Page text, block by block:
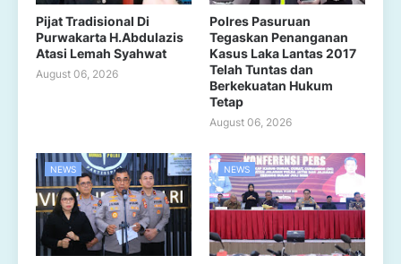
Pijat Tradisional Di
Purwakarta H.Abdulazis
Atasi Lemah Syahwat
August 06, 2026
Polres Pasuruan
Tegaskan Penanganan
Kasus Laka Lantas 2017
Telah Tuntas dan
Berkekuatan Hukum
Tetap
August 06, 2026
NEWS NEWS